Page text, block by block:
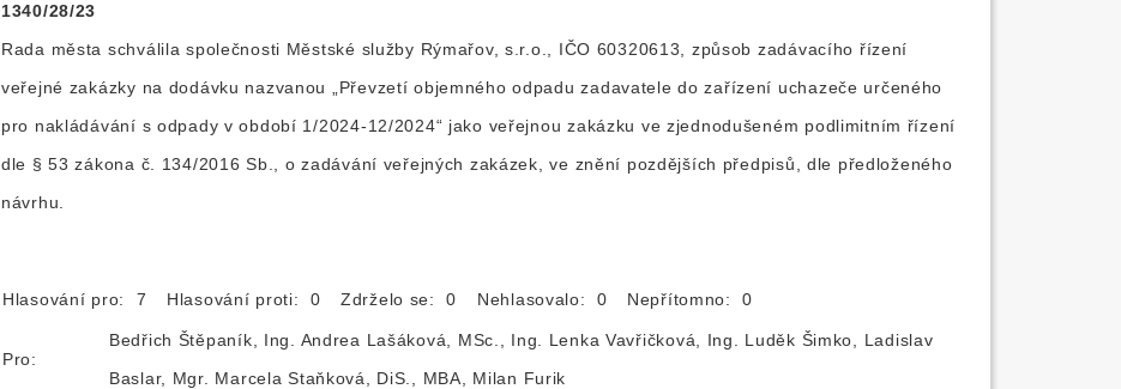
1340/28/23
Rada města schválila společnosti Městské služby Rýmařov, s.r.o., IČO 60320613, způsob zadávacího řízení
veřejné zakázky na dodávku nazvanou „Převzetí objemného odpadu zadavatele do zařízení uchazeče určeného
pro nakládávání s odpady v období 1/2024-12/2024“ jako veřejnou zakázku ve zjednodušeném podlimitním řízení
dle § 53 zákona č. 134/2016 Sb., o zadávání veřejných zakázek, ve znění pozdějších předpisů, dle předloženého
návrhu.
Hlasování pro: 7 Hlasování proti: 0 Zdrželo se: 0 Nehlasovalo: 0 Nepřítomno: 0
Pro:
Bedřich Štěpaník, Ing. Andrea Lašáková, MSc., Ing. Lenka Vavřičková, Ing. Luděk Šimko, Ladislav
Baslar, Mgr. Marcela Staňková, DiS., MBA, Milan Furik